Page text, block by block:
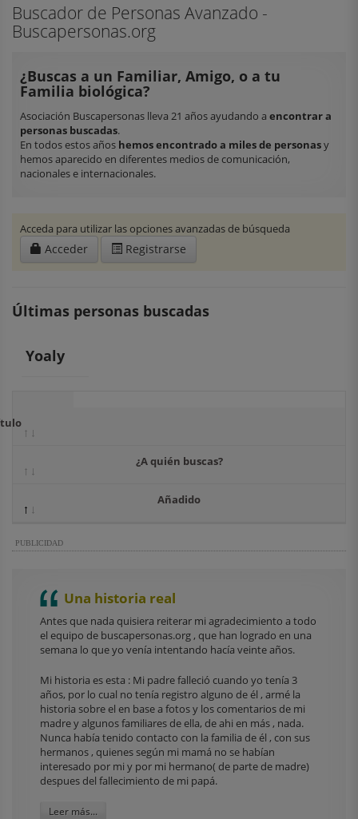
Buscador de Personas Avanzado -
Buscapersonas.org
¿Buscas a un Familiar, Amigo, o a tu
Familia biológica?
Asociación Buscapersonas lleva 21 años ayudando a encontrar a
personas buscadas.
En todos estos años hemos encontrado a miles de personasy
hemos aparecido en diferentes medios de comunicación,
nacionales e internacionales.
Acceda para utilizar las opciones avanzadas de búsqueda
Acceder Registrarse
Últimas personas buscadas
Yoaly
¿A quién buscas?
Añadido
PUBLICIDAD
Una historia real
Antes que nada quisiera reiterar mi agradecimiento a todo
el equipo de buscapersonas.org , que han logrado en una
semana lo que yo venía intentando hacía veinte años.
Mi historia es esta : Mi padre falleció cuando yo tenía 3
años, por lo cual no tenía registro alguno de él , armé la
historia sobre el en base a fotos y los comentarios de mi
madre y algunos familiares de ella, de ahi en más , nada.
Nunca había tenido contacto con la familia de él , con sus
hermanos , quienes según mi mamá no se habían
interesado por mi y por mi hermano( de parte de madre)
despues del fallecimiento de mi papá.
Leer más...